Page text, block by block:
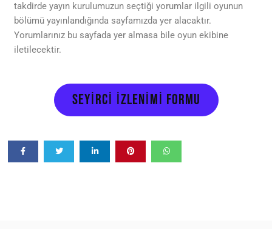
takdirde yayın kurulumuzun seçtiği yorumlar ilgili oyunun
bölümü yayınlandığında sayfamızda yer alacaktır.
Yorumlarınız bu sayfada yer almasa bile oyun ekibine
iletilecektir.
SEYİRCİ İZLENİMİ FORMU